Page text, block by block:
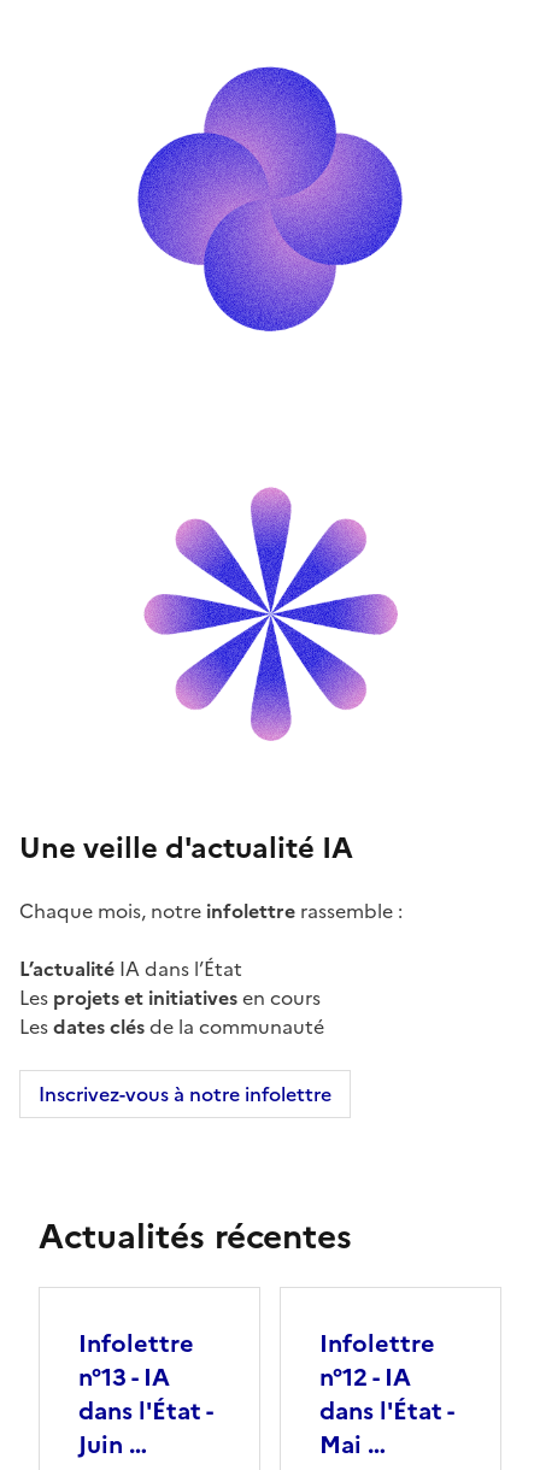
Une veille d'actualité IA
Chaque mois, notre infolettre rassemble :
L’actualité IA dans l’État
Les projets et initiativesen cours
Lesdates clésde la communauté
Inscrivez-vous à notre infolettre
Actualités récentes
Infolettre
n°13 - IA
dans l'État -
Juin …
Infolettre
n°12 - IA
dans l'État -
Mai …